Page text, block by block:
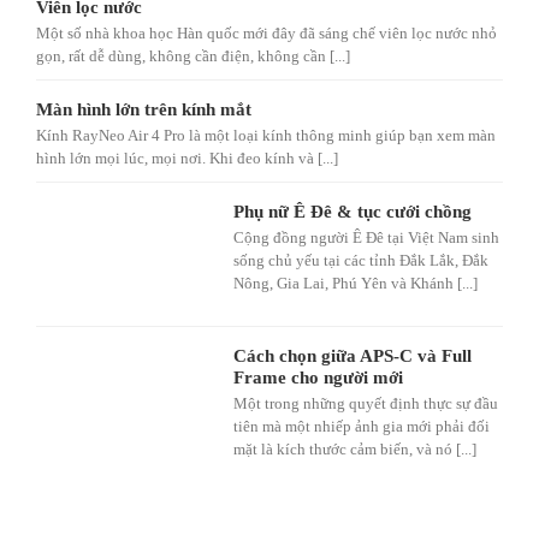
Viên lọc nước
Một số nhà khoa học Hàn quốc mới đây đã sáng chế viên lọc nước nhỏ
gọn, rất dễ dùng, không cần điện, không cần [...]
Màn hình lớn trên kính mắt
Kính RayNeo Air 4 Pro là một loại kính thông minh giúp bạn xem màn
hình lớn mọi lúc, mọi nơi. Khi đeo kính và [...]
Phụ nữ Ê Đê & tục cưới chồng
Cộng đồng người Ê Đê tại Việt Nam sinh
sống chủ yếu tại các tỉnh Đắk Lắk, Đắk
Nông, Gia Lai, Phú Yên và Khánh [...]
Cách chọn giữa APS-C và Full
Frame cho người mới
Một trong những quyết định thực sự đầu
tiên mà một nhiếp ảnh gia mới phải đối
mặt là kích thước cảm biến, và nó [...]